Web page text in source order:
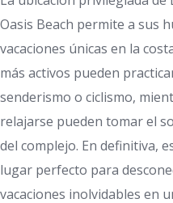
Oasis Beach permite a sus
vacaciones únicas en la
más activos pueden
senderismo o ciclismo,
relajarse pueden tomar el
del complejo. En definitiva,
lugar perfecto para
vacaciones inolvidables en